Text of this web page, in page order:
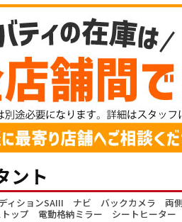
ント
ィションSAIII ナビ バックカメラ 両
ップ 電動格納ミラー シートヒーター